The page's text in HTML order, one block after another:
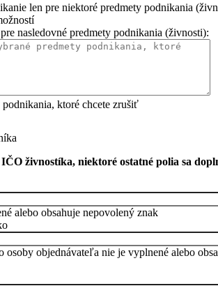
len pre niektoré predmety podnikania
nasledovné predmety podnikania (živnosti):
podnikania, ktoré chcete zrušiť
živnostíka, niektoré ostatné polia sa
alebo obsahuje nepovolený znak
osoby objednávateľa nie je vyplnené alebo